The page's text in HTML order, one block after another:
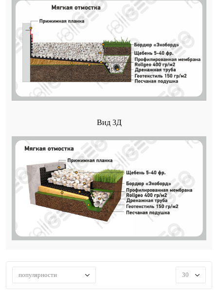
Вид 3Д
популярности 30